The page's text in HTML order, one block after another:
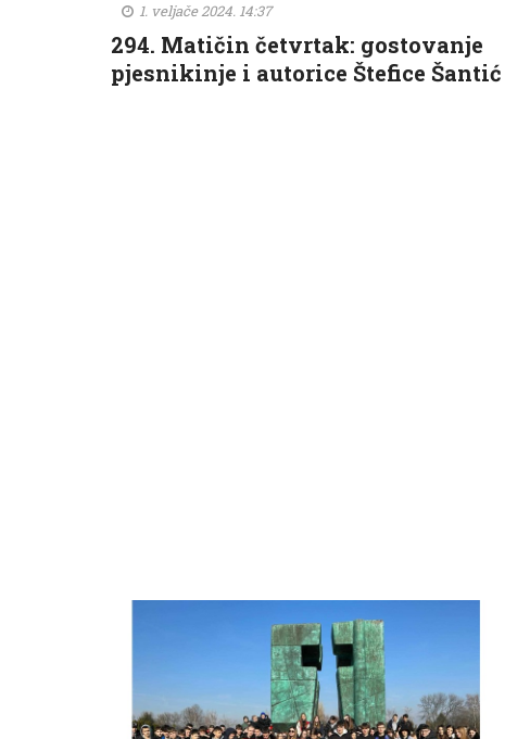
1. veljače 2024. 14:37
294. Matičin četvrtak: gostovanje
pjesnikinje i autorice Štefice Šantić